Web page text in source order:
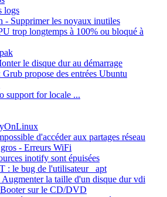
logs
- Supprimer les noyaux inutiles
trop longtemps à 100% ou bloqué à
le disque dur au démarrage
propose des entrées Ubuntu
support for locale ...
d'accéder aux partages réseau
- Erreurs WiFi
inotify sont épuisées
: le bug de l'utilisateur _apt
la taille d'un disque dur vdi
sur le CD/DVD